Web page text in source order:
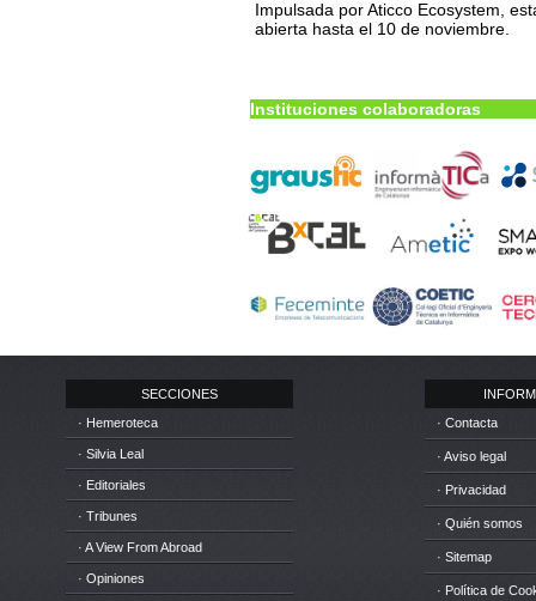
Impulsada por Aticco Ecosystem,
abierta hasta el 10 de noviembre.
Instituciones colaboradoras
SECCIONES
· Hemeroteca
· Silvia Leal
· Editoriales
· Tribunes
· A View From Abroad
· Opiniones
· Contacta
· Aviso legal
· Privacidad
· Quién somos
· Sitemap
· Política de